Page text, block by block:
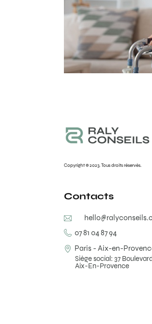
Copyright © 2023. Tous droits réservés.
Contacts
07 81 04 87 94
Paris - Aix-en-
Siège social: 37
Aix-En-Provence